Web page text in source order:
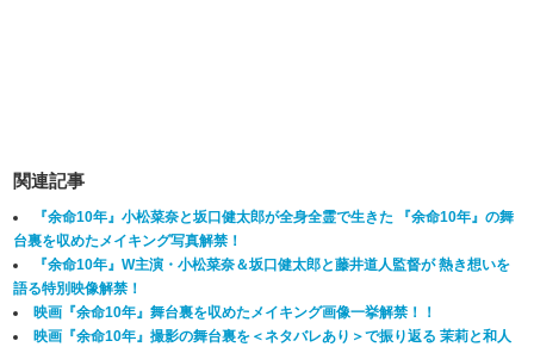
関連記事
『余命10年』小松菜奈と坂口健太郎が全身全霊で生きた 『余命10年』の舞
台裏を収めたメイキング写真解禁！
『余命10年』W主演・小松菜奈＆坂口健太郎と藤井道人監督が 熱き想いを
語る特別映像解禁！
映画『余命10年』舞台裏を収めたメイキング画像一挙解禁！！
映画『余命10年』撮影の舞台裏を＜ネタバレあり＞で振り返る 茉莉と和人